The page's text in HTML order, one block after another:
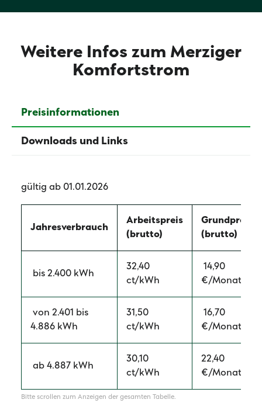
Weitere Infos zum Merziger
Komfortstrom
Preisinformationen
Downloads und Links
gültig ab 01.01.2026
Jahresverbrauch
Arbeitspreis
(brutto)
Grundpreis
(brutto)
bis 2.400 kWh
32,40
ct/kWh
14,90
€/Monat
von 2.401 bis
4.886 kWh
31,50
ct/kWh
16,70
€/Monat
ab 4.887 kWh
30,10
ct/kWh
22,40
€/Monat